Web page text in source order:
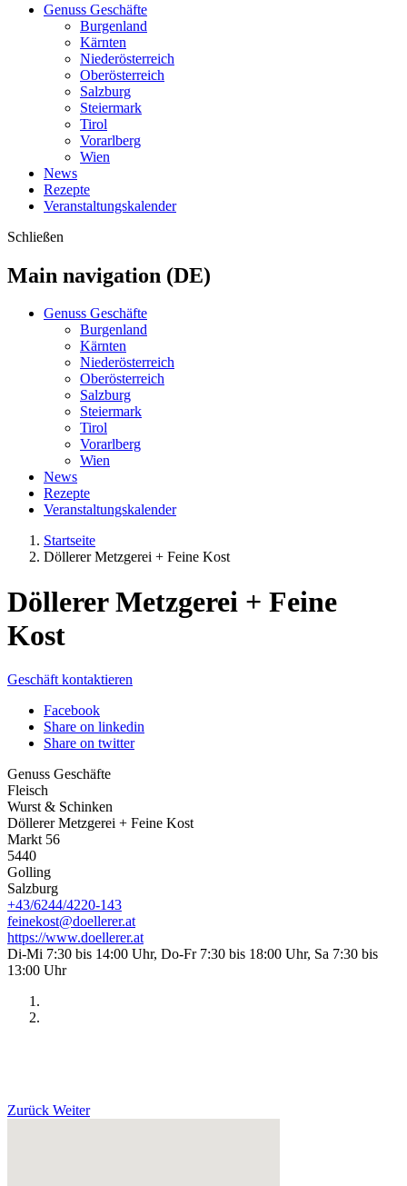
Genuss Geschäfte
Burgenland
Kärnten
Niederösterreich
Oberösterreich
Salzburg
Steiermark
Tirol
Vorarlberg
Wien
News
Rezepte
Veranstaltungskalender
Schließen
Main navigation (DE)
Genuss Geschäfte
Burgenland
Kärnten
Niederösterreich
Oberösterreich
Salzburg
Steiermark
Tirol
Vorarlberg
Wien
News
Rezepte
Veranstaltungskalender
Startseite
Döllerer Metzgerei + Feine Kost
Döllerer Metzgerei + Feine
Kost
Geschäft kontaktieren
Facebook
Share on linkedin
Share on twitter
Genuss Geschäfte
Fleisch
Wurst & Schinken
Döllerer Metzgerei + Feine Kost
Markt 56
5440
Golling
Salzburg
+43/6244/4220-143
feinekost@doellerer.at
https://www.doellerer.at
Di-Mi 7:30 bis 14:00 Uhr, Do-Fr 7:30 bis 18:00 Uhr, Sa 7:30 bis
13:00 Uhr
Zurück Weiter